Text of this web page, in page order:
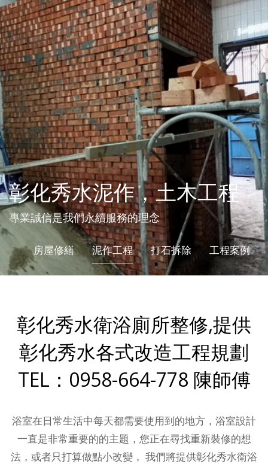
彰化秀水泥作，土木工程
專業誠信是我們永續服務的理念
房屋修繕 泥作工程 打石拆除 工程案例
彰化秀水衛浴廁所整修,提供
彰化秀水各式改造工程規劃
TEL：0958-664-778 陳師傅
浴室在日常生活中每天都需要使用到的地方，浴室設計
一直是非常重要的的主題，您正在尋找重新裝修的想
法，或者只打算做點小改變， 我們將提供彰化秀水衛浴